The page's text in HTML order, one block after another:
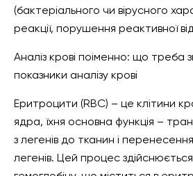
(бактеріального чи вірусного
реакції, порушення реактивної
Аналіз крові поіменно: що треба
показники аналізу крові
Еритроцити (RBC) – це клітини
ядра, їхня основна функція –
з легенів до тканин і
легенів. Цей процес